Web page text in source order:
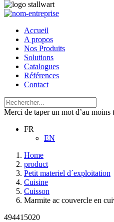
Accueil
A propos
Nos Produits
Solutions
Catalogues
Références
Contact
Merci de taper un mot d’au moins
FR
EN
Home
product
Petit materiel d´exploitation
Cuisine
Cuisson
Marmite ac couvercle en
494415020